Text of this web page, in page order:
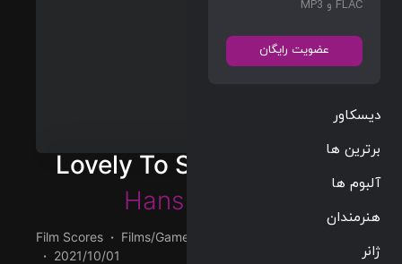
FLAC و MP3
عضویت رایگان
دیسکاور
برترین ها
آلبوم ها
هنرمندان
ژانر
Lovely To See You Again
Hans Zimmer
Film Scores Films/Games
2021/10/01